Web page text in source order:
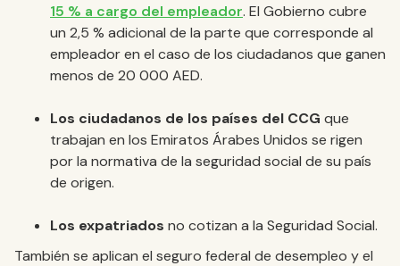
15 % a cargo del empleador. El Gobierno cubre
un 2,5 % adicional de la parte que corresponde al
empleador en el caso de los ciudadanos que ganen
menos de 20 000 AED.
Los ciudadanos de los países del CCG que
trabajan en los Emiratos Árabes Unidos se rigen
por la normativa de la seguridad social de su país
de origen.
Los expatriados no cotizan a la Seguridad Social.
También se aplican el seguro federal de desempleo y el